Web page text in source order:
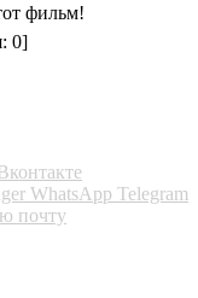
фильм!
0]
WhatsApp Telegram
почту